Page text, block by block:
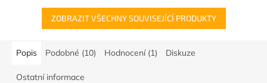
ZOBRAZIT VŠECHNY SOUVISEJÍCÍ PRODUKTY
Popis Podobné (10) Hodnocení (1) Diskuze
Ostatní informace